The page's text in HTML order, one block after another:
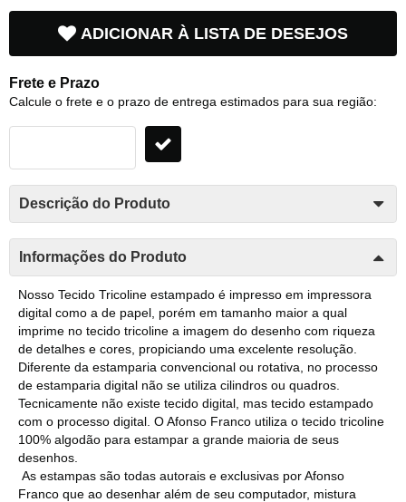
ADICIONAR À LISTA DE DESEJOS
Frete e Prazo
Calcule o frete e o prazo de entrega estimados para sua região:
Descrição do Produto
Informações do Produto
Nosso Tecido Tricoline estampado é impresso em impressora
digital como a de papel, porém em tamanho maior a qual
imprime no tecido tricoline a imagem do desenho com riqueza
de detalhes e cores, propiciando uma excelente resolução.
Diferente da estamparia convencional ou rotativa, no processo
de estamparia digital não se utiliza cilindros ou quadros.
Tecnicamente não existe tecido digital, mas tecido estampado
com o processo digital. O Afonso Franco utiliza o tecido tricoline
100% algodão para estampar a grande maioria de seus
desenhos.
As estampas são todas autorais e exclusivas por Afonso
Franco que ao desenhar além de seu computador, mistura